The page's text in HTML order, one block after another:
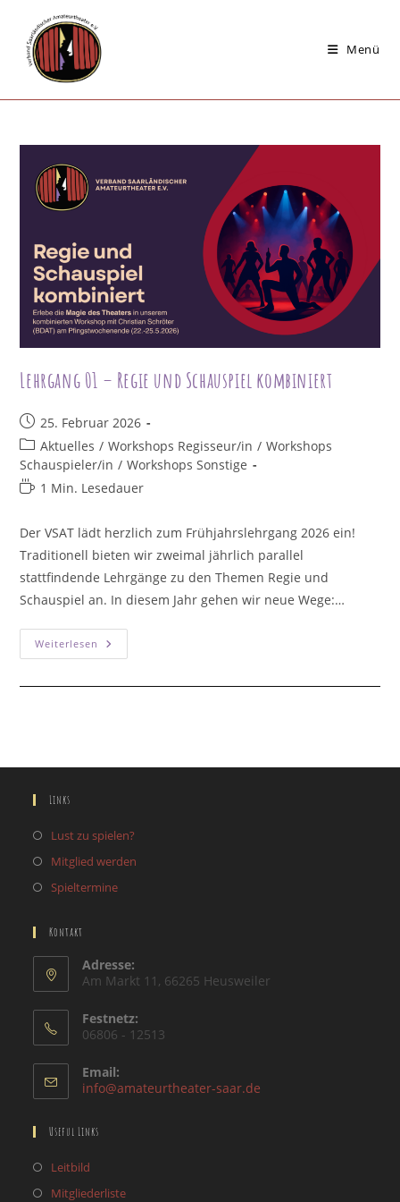
Inhalt
springen
Menü
Lehrgang 01 – Regie und Schauspiel kombiniert
Beitrag
veröffentlicht:
25. Februar 2026
Beitrags-
Kategorie:
Aktuelles / Workshops Regisseur/in / Workshops
Schauspieler/in / Workshops Sonstige
Lesedauer:
1 Min. Lesedauer
Der VSAT lädt herzlich zum Frühjahrslehrgang 2026 ein!
Traditionell bieten wir zweimal jährlich parallel
stattfindende Lehrgänge zu den Themen Regie und
Schauspiel an. In diesem Jahr gehen wir neue Wege:…
Weiterlesen Lehrgang
01
Links
Lust zu spielen?
Mitglied werden
Spieltermine
Kontakt
Adresse:
Am Markt 11, 66265 Heusweiler
Festnetz:
06806 - 12513
Email:
info@amateurtheater-saar.de
Useful Links
Leitbild
in
MitgliederlisteOpens